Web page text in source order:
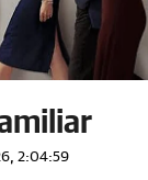
2:04:59